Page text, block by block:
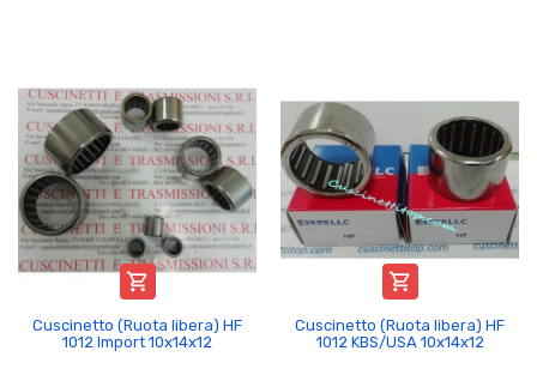

Cuscinetto (Ruota libera) HF
1012 Import 10x14x12

Cuscinetto (Ruota libera) HF
1012 KBS/USA 10x14x12